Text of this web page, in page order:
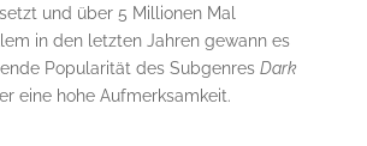
und über 5 Millionen Mal
in den letzten Jahren gewann es
Popularität des Subgenres Dark
eine hohe Aufmerksamkeit.